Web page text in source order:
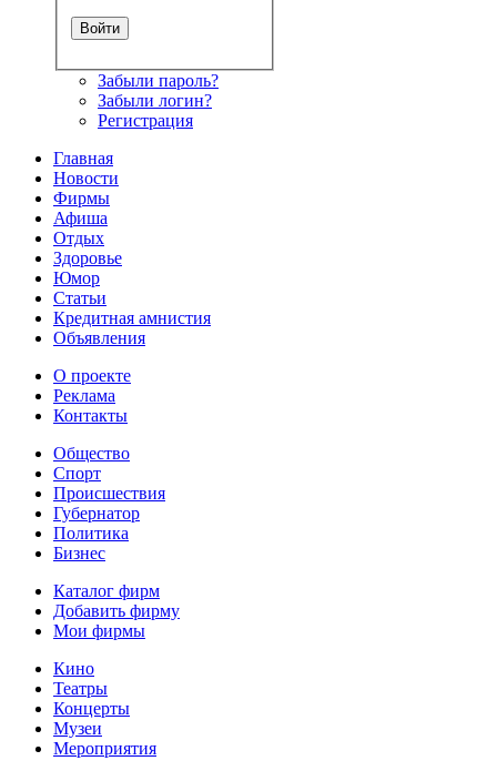
Забыли пароль?
Забыли логин?
Регистрация
Главная
Новости
Фирмы
Афиша
Отдых
Здоровье
Юмор
Статьи
Кредитная амнистия
Объявления
О проекте
Реклама
Контакты
Общество
Спорт
Происшествия
Губернатор
Политика
Бизнес
Каталог фирм
Добавить фирму
Мои фирмы
Кино
Театры
Концерты
Музеи
Мероприятия